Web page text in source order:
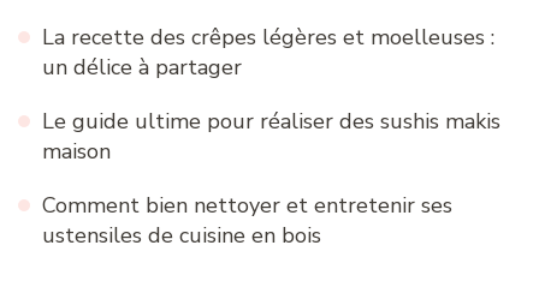
La recette des crêpes légères et moelleuses :
un délice à partager
Le guide ultime pour réaliser des sushis makis
maison
Comment bien nettoyer et entretenir ses
ustensiles de cuisine en bois